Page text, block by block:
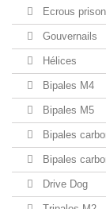
Ecrous
Gouvernails
Hélices
Bipales M4
Bipales M5
Bipales
Bipales
Drive Dog